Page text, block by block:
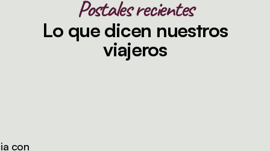
Postales recientes
Lo que dicen nuestros
viajeros